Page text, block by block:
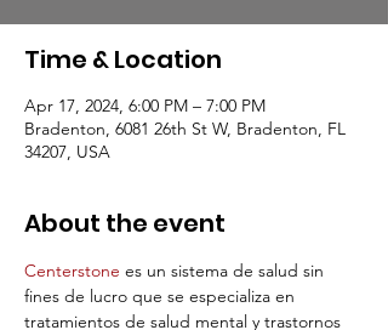
Time & Location
Apr 17, 2024, 6:00 PM – 7:00 PM
Bradenton, 6081 26th St W, Bradenton, FL
34207, USA
About the event
Centerstone es un sistema de salud sin
fines de lucro que se especializa en
tratamientos de salud mental y trastornos